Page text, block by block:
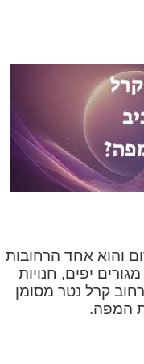
והוא אחד הרחובות
יפים, חנויות
קרל נטר מסומן
המפה.